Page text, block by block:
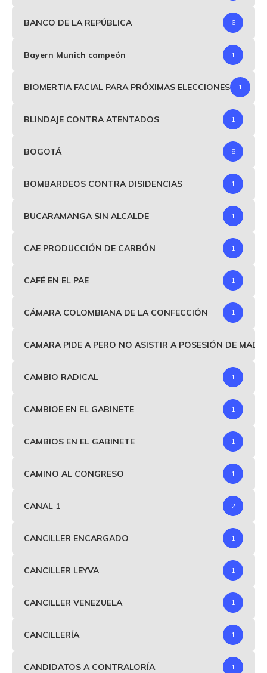
BANCO DE LA REPÚBLICA 6
Bayern Munich campeón 1
BIOMERTIA FACIAL PARA PRÓXIMAS ELECCIONES 1
BLINDAJE CONTRA ATENTADOS 1
BOGOTÁ 8
BOMBARDEOS CONTRA DISIDENCIAS 1
BUCARAMANGA SIN ALCALDE 1
CAE PRODUCCIÓN DE CARBÓN 1
CAFÉ EN EL PAE 1
CÁMARA COLOMBIANA DE LA CONFECCIÓN 1
CAMARA PIDE A PERO NO ASISTIR A POSESIÓN DE
CAMBIO RADICAL 1
CAMBIOE EN EL GABINETE 1
CAMBIOS EN EL GABINETE 1
CAMINO AL CONGRESO 1
CANAL 1 2
CANCILLER ENCARGADO 1
CANCILLER LEYVA 1
CANCILLER VENEZUELA 1
CANCILLERÍA 1
CANDIDATOS A CONTRALORÍA 1